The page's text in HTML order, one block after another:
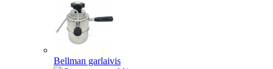
Bellman garlaivis